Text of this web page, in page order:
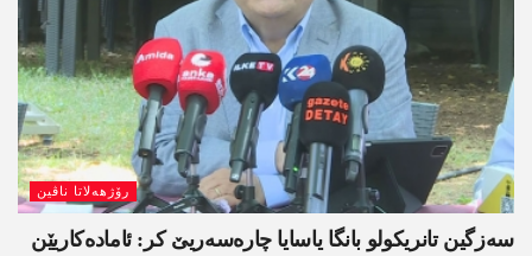
رۆژھەلاتا ناڤین
سەزگین تانریکولو بانگا یاسایا چارەسەریێ کر: ئامادەکاریێن